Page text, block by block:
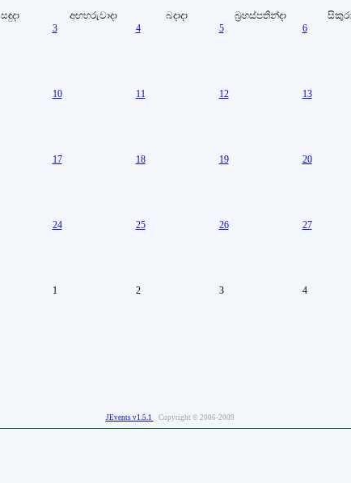
සඳුදා අඟහරුවාදා බදාදා බ්‍රහස්පතින්දා
3 4 5 6
10 11 12 13
17 18 19 20
24 25 26 27
1 2 3 4
JEvents v1.5.1 Copyright © 2006-2009